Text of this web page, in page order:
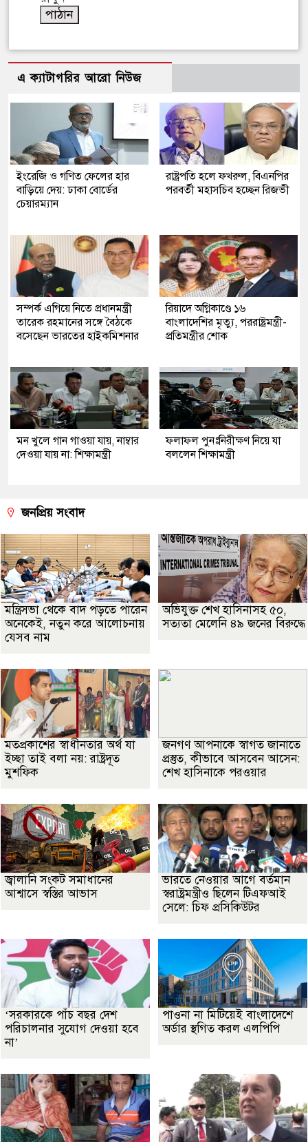
এ ক্যাটাগরির আরো নিউজ
ইংরেজি ও গণিত ফেলের হার
বাড়িয়ে দেয়: ঢাকা বোর্ডের
চেয়ারম্যান
রাষ্ট্রপতি হলে ফখরুল, বিএনপির
পরবর্তী মহাসচিব হচ্ছেন রিজভী
সম্পর্ক এগিয়ে নিতে প্রধানমন্ত্রী
তারেক রহমানের সঙ্গে বৈঠকে
বসেছেন ভারতের হাইকমিশনার
রিয়াদে অগ্নিকাণ্ডে ১৬
বাংলাদেশির মৃত্যু, পররাষ্ট্রমন্ত্রী-
প্রতিমন্ত্রীর শোক
মন খুলে গান গাওয়া যায়, নাম্বার
দেওয়া যায় না: শিক্ষামন্ত্রী
ফলাফল পুনঃনিরীক্ষণ নিয়ে যা
বললেন শিক্ষামন্ত্রী
জনপ্রিয় সংবাদ
মন্ত্রিসভা থেকে বাদ পড়তে পারেন
অনেকেই, নতুন করে আলোচনায়
যেসব নাম
অভিযুক্ত শেখ হাসিনাসহ ৫০,
সত্যতা মেলেনি ৪৯ জনের বিরুদ্ধে
মতপ্রকাশের স্বাধীনতার অর্থ যা
ইচ্ছা তাই বলা নয়: রাষ্ট্রদূত
মুশফিক
জনগণ আপনাকে স্বাগত জানাতে
প্রস্তুত, কীভাবে আসবেন আসেন:
শেখ হাসিনাকে পরওয়ার
জ্বালানি সংকট সমাধানের
আশ্বাসে স্বস্তির আভাস
ভারতে নেওয়ার আগে বর্তমান
স্বরাষ্ট্রমন্ত্রীও ছিলেন টিএফআই
সেলে: চিফ প্রসিকিউটর
‘সরকারকে পাঁচ বছর দেশ
পরিচালনার সুযোগ দেওয়া হবে
না’
পাওনা না মিটিয়েই বাংলাদেশে
অর্ডার স্থগিত করল এলপিপি